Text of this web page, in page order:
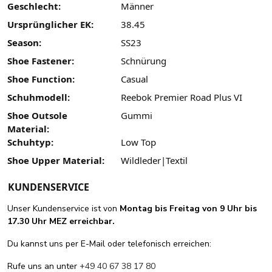
Geschlecht:
Männer
Ursprünglicher EK:
38.45
Season:
SS23
Shoe Fastener:
Schnürung
Shoe Function:
Casual
Schuhmodell:
Reebok Premier Road Plus VI
Shoe Outsole
Material:
Gummi
Schuhtyp:
Low Top
Shoe Upper Material:
Wildleder|Textil
KUNDENSERVICE
Unser Kundenservice ist von Montag bis Freitag von 9 Uhr bis
17.30 Uhr MEZ erreichbar.
Du kannst uns per E-Mail oder telefonisch erreichen:
Rufe uns an unter +49 40 67 38 17 80